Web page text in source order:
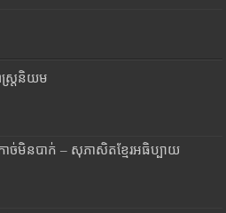
រ្តនិយម
ាច់មិនបាក់ – សុភាសិតខ្មែរអធិប្បាយ